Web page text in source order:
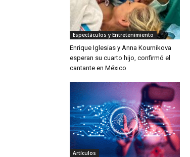
Espectáculos y Entretenimiento
Enrique Iglesias y Anna Kournikova
esperan su cuarto hijo, confirmó el
cantante en México
Artículos